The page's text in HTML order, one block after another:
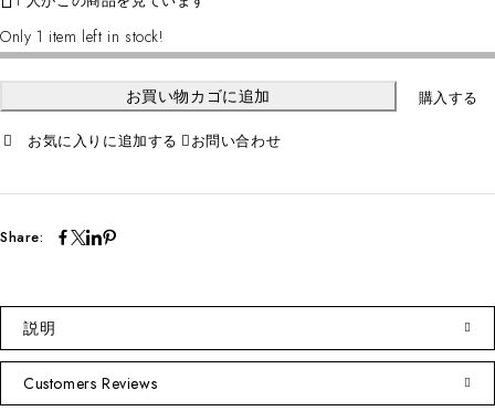
Only 1 item left in stock!
お買い物カゴに追加 購入する
お問い合わせ
Share:
説明
Customers Reviews